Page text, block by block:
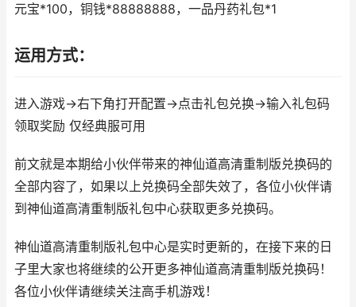
元宝*100，铜钱*88888888，一品丹药礼包*1
运用方式：
进入游戏->右下角打开配置->点击礼包兑换->输入礼包码
领取奖励 仅经典服可用
前文就是本期给小伙伴带来的神仙道高清重制版兑换码的
全部内容了，如果以上兑换码全部失效了，各位小伙伴请
到神仙道高清重制版礼包中心获取更多兑换码。
神仙道高清重制版礼包中心是实时更新的，在接下来的日
子里大家也将继续的公开更多神仙道高清重制版兑换码！
各位小伙伴请继续关注高手机游戏！